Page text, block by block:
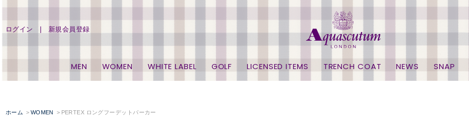
ログイン 新規会員登録
MEN WOMEN WHITE LABEL GOLF LICENSED ITEMS TRENCH COAT NEWS SNAP
ホーム WOMEN PERTEX ロングフーデットパーカー